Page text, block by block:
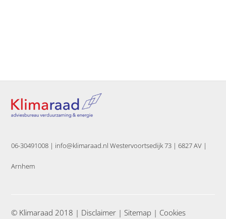
06-30491008 | info@klimaraad.nl Westervoortsedijk 73 | 6827 AV |
Arnhem
© Klimaraad 2018 | Disclaimer | Sitemap | Cookies